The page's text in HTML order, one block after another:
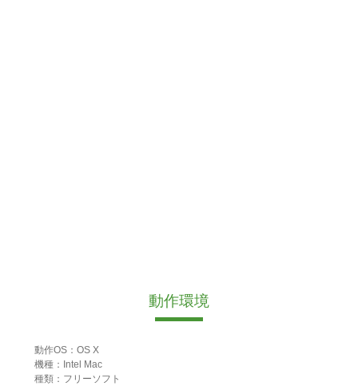
動作環境
動作OS：OS X
機種：Intel Mac
種類：フリーソフト